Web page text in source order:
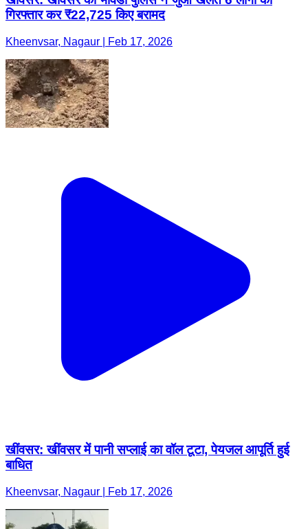
गिरफ्तार कर ₹22,725 किए बरामद
Kheenvsar, Nagaur | Feb 17, 2026
खींवसर: खींवसर में पानी सप्लाई का वॉल टूटा, पेयजल आपूर्ति हुई
बाधित
Kheenvsar, Nagaur | Feb 17, 2026